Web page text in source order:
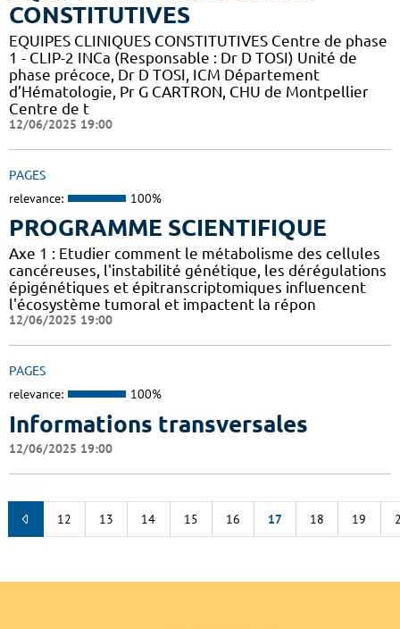
CONSTITUTIVES
EQUIPES CLINIQUES CONSTITUTIVES Centre de phase
1 - CLIP-2 INCa (Responsable : Dr D TOSI) Unité de
phase précoce, Dr D TOSI, ICM Département
d’Hématologie, Pr G CARTRON, CHU de Montpellier
Centre de t
12/06/2025 19:00
PAGES
relevance: 100%
PROGRAMME SCIENTIFIQUE
Axe 1 : Etudier comment le métabolisme des cellules
cancéreuses, l'instabilité génétique, les dérégulations
épigénétiques et épitranscriptomiques influencent
l'écosystème tumoral et impactent la répon
12/06/2025 19:00
PAGES
relevance: 100%
Informations transversales
12/06/2025 19:00
12 13 14 15 16 17 18 19